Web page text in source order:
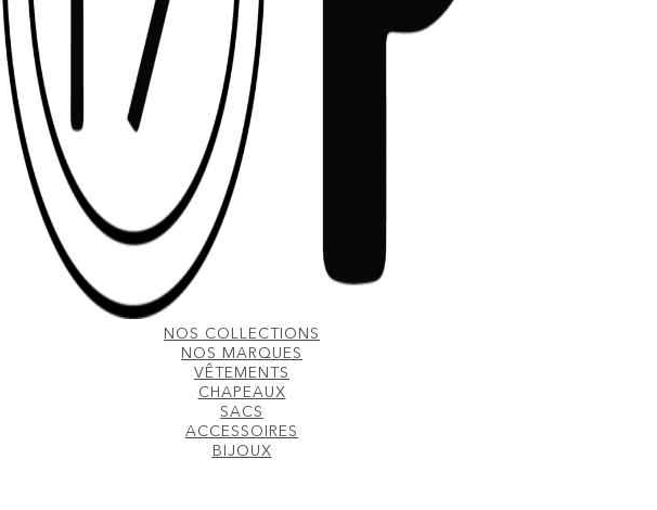
NOS COLLECTIONS
NOS MARQUES
VÊTEMENTS
CHAPEAUX
SACS
ACCESSOIRES
BIJOUX